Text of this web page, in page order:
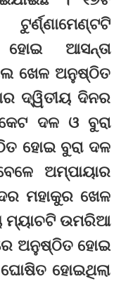
ହୋଇ ଆସନ୍ତା
ଖେଳ ଅନୁଷ୍ଠିତ
ଦ୍ୱିତୀୟ ଦିନର
ଦଳ ଓ ବୁରା
ହୋଇ ବୁରା ଦଳ
ଅମ୍ପାୟାର
ମହାକୁର ଖେଳ
ମ୍ୟାଚଟି ଉମରିଆ
ଅନୁଷ୍ଠିତ ହୋଇ
ହୋଇଥିଲା